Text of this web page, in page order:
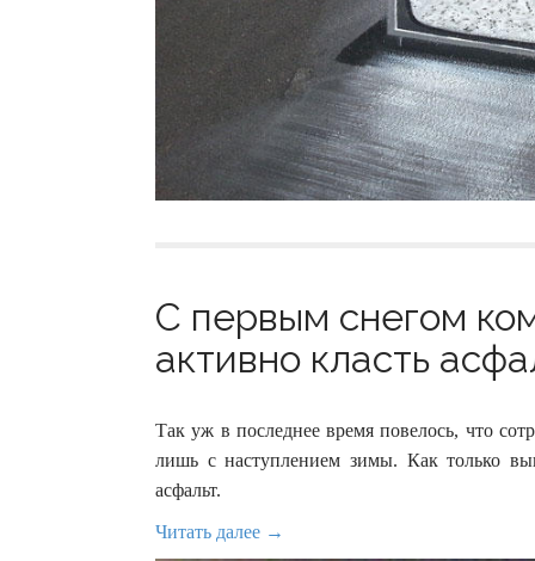
С первым снегом
активно класть
Так уж в последнее время повелось, что
лишь с наступлением зимы. Как только
асфальт.
Читать далее →